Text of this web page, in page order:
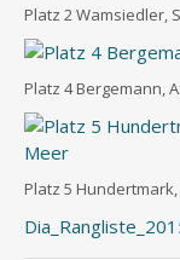
Platz 2 Wamsied­ler,
Platz 4 Ber­ge­mann,
Platz 5